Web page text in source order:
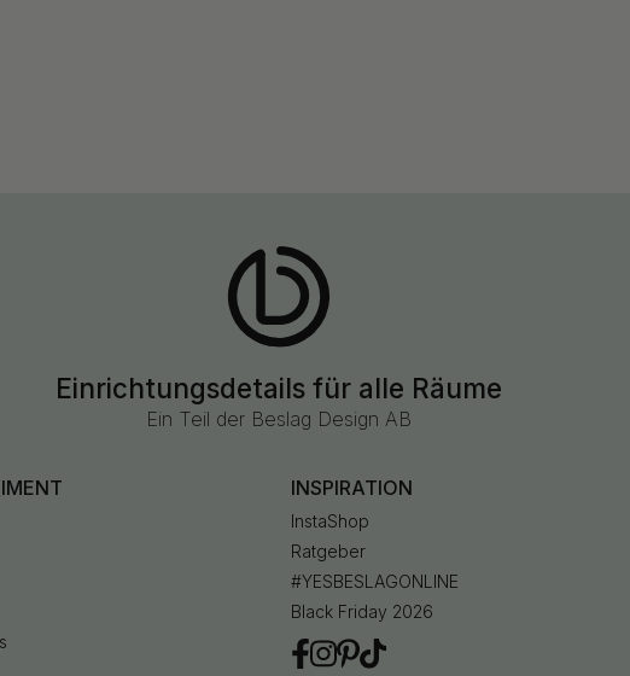
Einrichtungsdetails für alle Räume
Ein Teil der Beslag Design AB
INSPIRATION
InstaShop
Ratgeber
#YESBESLAGONLINE
Black Friday 2026